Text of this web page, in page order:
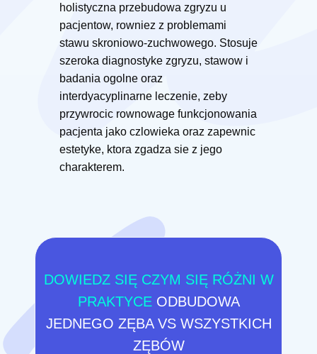
holistyczna przebudowa zgryzu u
pacjentow, rowniez z problemami
stawu skroniowo-zuchwowego. Stosuje
szeroka diagnostyke zgryzu, stawow i
badania ogolne oraz
interdyacyplinarne leczenie, zeby
przywrocic rownowage funkcjonowania
pacjenta jako czlowieka oraz zapewnic
estetyke, ktora zgadza sie z jego
charakterem.
DOWIEDZ SIĘ CZYM SIĘ RÓŻNI W
PRAKTYCE ODBUDOWA
JEDNEGO ZĘBA VS WSZYSTKICH
ZĘBÓW